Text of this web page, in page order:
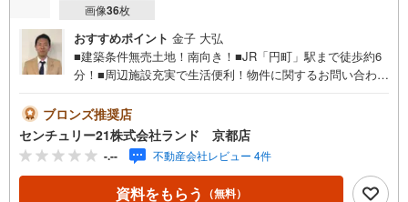
画像36枚
おすすめポイント 金子 大弘
■建築条件無売土地！南向き！■JR「円町」駅まで徒歩約6
分！■周辺施設充実で生活便利！物件に関するお問い合わせ
いませ！＜センチュリー21ランドについて＞●センチュリ
ー21ランド京都店は・・・ お客様のご希望をお客様の目
線でご満足いただけるお住いを全力でお探し致します！●購
入・売却・ローンのご相談など、些細なことでもお気軽に
ご相談下さいませ！●リフォームのご相談も承っておりま
ブロンズ推奨店
センチュリー21株式会社ランド 京都店
-.-- 不動産会社レビュー 4件
資料をもらう （無料）